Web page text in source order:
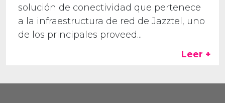
solución de conectividad que pertenece
a la infraestructura de red de Jazztel, uno
de los principales proveed...
Leer +